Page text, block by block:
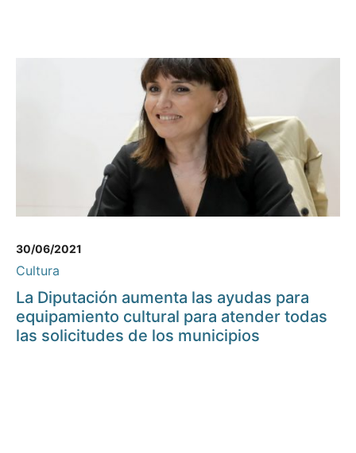
30/06/2021
Cultura
La Diputación aumenta las ayudas para
equipamiento cultural para atender todas
las solicitudes de los municipios